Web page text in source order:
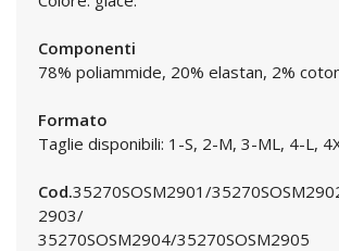
Componenti
78% poliammide, 20% elastan, 2%
Formato
Taglie disponibili: 1-S, 2-M, 3-ML, 4-L,
Cod.35270SOSM2901/
2903/
35270SOSM2904/35270SOSM2905